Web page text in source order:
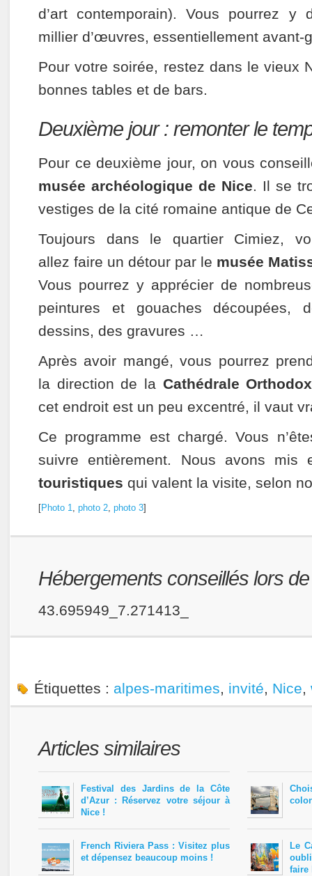
d’art contemporain). Vous pourrez y
millier d’œuvres, essentiellement avant-
Pour votre soirée, restez dans le vieux
bonnes tables et de bars.
Deuxième jour : remonter le
Pour ce deuxième jour, on vous
musée archéologique de Nice. Il se
vestiges de la cité romaine antique de
Toujours dans le quartier Cimiez,
allez faire un détour par le musée
Vous pourrez y apprécier de
peintures et gouaches découpées,
dessins, des gravures …
Après avoir mangé, vous pourrez
la direction de la Cathédrale
cet endroit est un peu excentré, il vaut
Ce programme est chargé. Vous
suivre entièrement. Nous avons
touristiques qui valent la visite, selon
[Photo 1, photo 2, photo 3]
Hébergements conseillés lors
43.695949_7.271413_
Étiquettes : alpes-maritimes, invité, Nice,
Articles similaires
Festival des Jardins de la Côte
d’Azur : Réservez votre séjour à
Nice !
French Riviera Pass : Visitez plus
et dépensez beaucoup moins !
Le
faire